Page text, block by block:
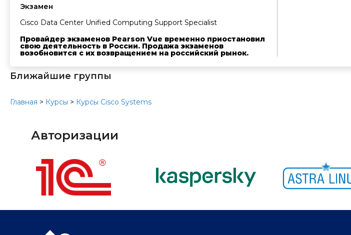
Экзамен
Cisco Data Center Unified Computing Support Specialist
Провайдер экзаменов Pearson Vue временно приостановил
свою деятельность в России. Продажа экзаменов
возобновится с их возвращением на российский рынок.
Ближайшие группы
Главная > Курсы > Курсы Cisco Systems
Авторизации